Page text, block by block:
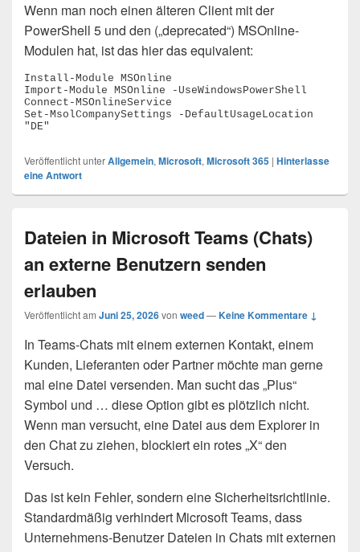
Wenn man noch einen älteren Client mit der
PowerShell 5 und den („deprecated“) MSOnline-
Modulen hat, ist das hier das equivalent:
Install-Module MSOnline
Import-Module MSOnline -UseWindowsPowerShell
Connect-MSOnlineService
Set-MsolCompanySettings -DefaultUsageLocation
"DE"
Veröffentlicht unterAllgemein, Microsoft, Microsoft 365 | Hinterlasse
eine Antwort
Dateien in Microsoft Teams (Chats)
an externe Benutzern senden
erlauben
Veröffentlicht am Juni 25, 2026von weed—Keine Kommentare ↓
In Teams-Chats mit einem externen Kontakt, einem
Kunden, Lieferanten oder Partner möchte man gerne
mal eine Datei versenden. Man sucht das „Plus“
Symbol und … diese Option gibt es plötzlich nicht.
Wenn man versucht, eine Datei aus dem Explorer in
den Chat zu ziehen, blockiert ein rotes „X“ den
Versuch.
Das ist kein Fehler, sondern eine Sicherheitsrichtlinie.
Standardmäßig verhindert Microsoft Teams, dass
Unternehmens-Benutzer Dateien in Chats mit externen